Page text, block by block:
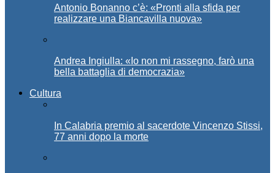
Antonio Bonanno c’è: «Pronti alla sfida per
realizzare una Biancavilla nuova»
Andrea Ingiulla: «Io non mi rassegno, farò una
bella battaglia di democrazia»
Cultura
In Calabria premio al sacerdote Vincenzo Stissi,
77 anni dopo la morte